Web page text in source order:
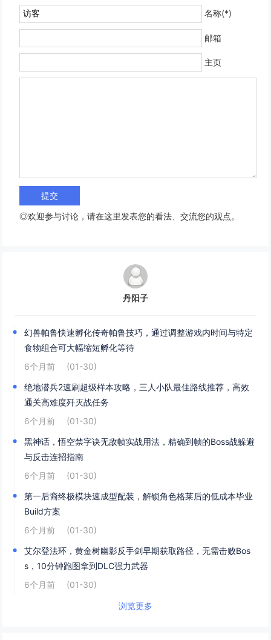
名称(*)
邮箱
主页
◎欢迎参与讨论，请在这里发表您的看法、交流您的观点。
丹阳子
幻兽帕鲁快速孵化传奇帕鲁技巧，通过调整游戏内时间与特定
食物组合可大幅缩短孵化等待
6个月前
(01-30)
绝地潜兵2速刷超级样本攻略，三人小队最佳路线推荐，高效
通关高难度歼灭战任务
6个月前
(01-30)
黑神话，悟空禁字诀无敌帧实战用法，精确到帧的Boss战躲避
与反击连招指南
6个月前
(01-30)
第一后裔终极模块速成型配装，解锁角色格莱后的低成本毕业
Build方案
6个月前
(01-30)
艾尔登法环，黄金树幽影反手剑早期获取路径，无需击败Bos
s，10分钟跑图拿到DLC强力武器
6个月前
(01-30)
浏览更多